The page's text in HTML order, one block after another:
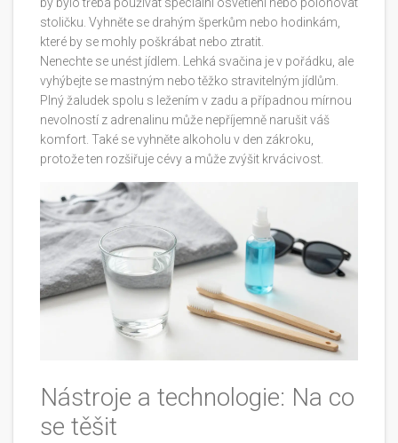
stoličku. Vyhněte se drahým šperkům nebo hodinkám,
které by se mohly poškrábat nebo ztratit.
Nenechte se unést jídlem. Lehká svačina je v pořádku, ale
vyhýbejte se mastným nebo těžko stravitelným jídlům.
Plný žaludek spolu s ležením v zadu a případnou mírnou
nevolností z adrenalinu může nepříjemně narušit váš
komfort. Také se vyhněte alkoholu v den zákroku,
protože ten rozšiřuje cévy a může zvýšit krvácivost.
Nástroje a technologie: Na co
se těšit